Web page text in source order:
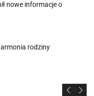
nowe informacje o
rodziny